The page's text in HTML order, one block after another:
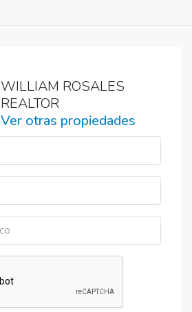
WILLIAM ROSALES
REALTOR
Ver otras propiedades